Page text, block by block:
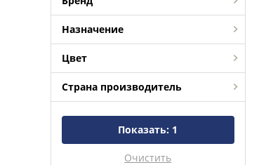
Назначение
Цвет
Страна производитель
Показать: 1
Очистить